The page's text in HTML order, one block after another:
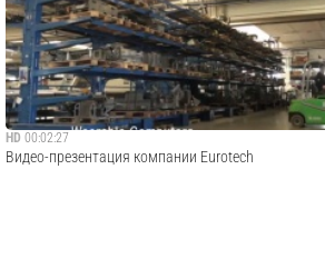
HD 00:02:27
Видео-презентация компании Eurotech